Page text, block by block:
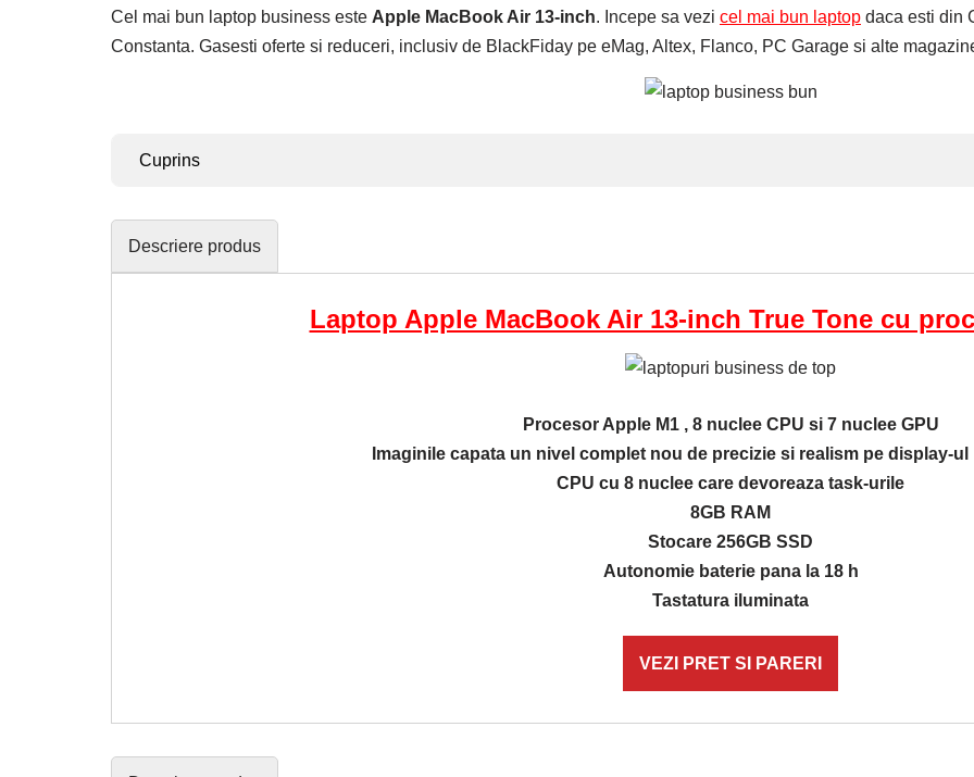
Cel mai bun laptop business este Apple MacBook Air 13-inch. Incepe sa vezi cel mai bun laptop daca esti din
Constanta. Gasesti oferte si reduceri, inclusiv de BlackFiday pe eMag, Altex, Flanco, PC Garage si alte
Cuprins
Descriere produs
Laptop Apple MacBook Air 13-inch True Tone cu
Procesor Apple M1 , 8 nuclee CPU si 7 nuclee GPU
Imaginile capata un nivel complet nou de precizie si realism pe display-ul
CPU cu 8 nuclee care devoreaza task-urile
8GB RAM
Stocare 256GB SSD
Autonomie baterie pana la 18 h
Tastatura iluminata
VEZI PRET SI PARERI